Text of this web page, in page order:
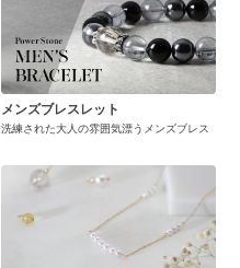
メンズブレスレット
洗練された大人の雰囲気漂うメンズブレス